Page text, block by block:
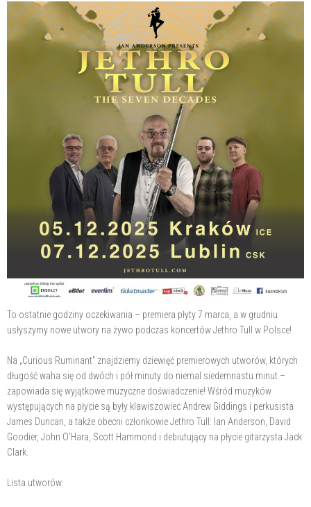
To ostatnie godziny oczekiwania – premiera płyty 7 marca, a w grudniu
usłyszymy nowe utwory na żywo podczas koncertów Jethro Tull w Polsce!
Na „Curious Ruminant” znajdziemy dziewięć premierowych utworów, których
długość waha się od dwóch i pół minuty do niemal siedemnastu minut –
zapowiada się wyjątkowe muzyczne doświadczenie! Wśród muzyków
występujących na płycie są były klawiszowiec Andrew Giddings i perkusista
James Duncan, a także obecni członkowie Jethro Tull: Ian Anderson, David
Goodier, John O’Hara, Scott Hammond i debiutujący na płycie gitarzysta Jack
Clark.
Lista utworów: